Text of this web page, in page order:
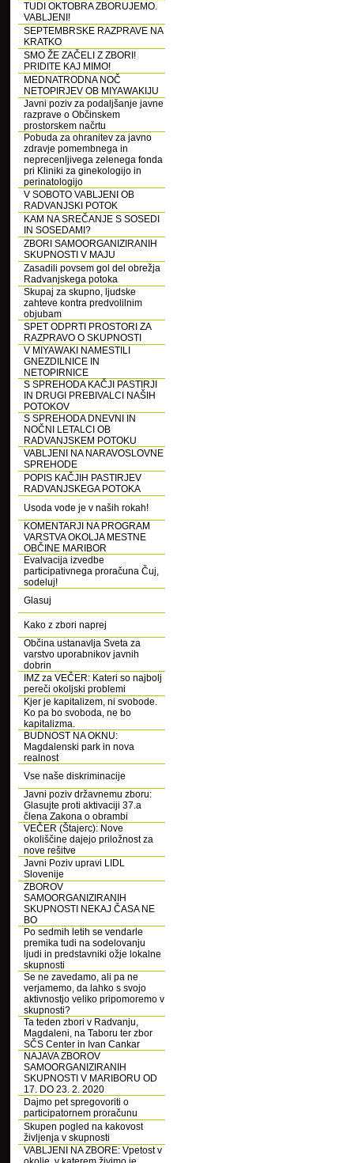
TUDI OKTOBRA ZBORUJEMO.
VABLJENI!
SEPTEMBRSKE RAZPRAVE NA
KRATKO
SMO ŽE ZAČELI Z ZBORI!
PRIDITE KAJ MIMO!
MEDNATRODNA NOČ
NETOPIRJEV OB MIYAWAKIJU
Javni poziv za podaljšanje javne
razprave o Občinskem
prostorskem načrtu
Pobuda za ohranitev za javno
zdravje pomembnega in
neprecenljivega zelenega fonda
pri Kliniki za ginekologijo in
perinatologijo
V SOBOTO VABLJENI OB
RADVANJSKI POTOK
KAM NA SREČANJE S SOSEDI
IN SOSEDAMI?
ZBORI SAMOORGANIZIRANIH
SKUPNOSTI V MAJU
Zasadili povsem gol del obrežja
Radvanjskega potoka
Skupaj za skupno, ljudske
zahteve kontra predvolilnim
objubam
SPET ODPRTI PROSTORI ZA
RAZPRAVO O SKUPNOSTI
V MIYAWAKI NAMESTILI
GNEZDILNICE IN
NETOPIRNICE
S SPREHODA KAČJI PASTIRJI
IN DRUGI PREBIVALCI NAŠIH
POTOKOV
S SPREHODA DNEVNI IN
NOČNI LETALCI OB
RADVANJSKEM POTOKU
VABLJENI NA NARAVOSLOVNE
SPREHODE
POPIS KAČJIH PASTIRJEV
RADVANJSKEGA POTOKA
Usoda vode je v naših rokah!
KOMENTARJI NA PROGRAM
VARSTVA OKOLJA MESTNE
OBČINE MARIBOR
Evalvacija izvedbe
participativnega proračuna Čuj,
sodeluj!
Glasuj
Kako z zbori naprej
Občina ustanavlja Sveta za
varstvo uporabnikov javnih
dobrin
IMZ za VEČER: Kateri so najbolj
pereči okoljski problemi
Kjer je kapitalizem, ni svobode.
Ko pa bo svoboda, ne bo
kapitalizma.
BUDNOST NA OKNU:
Magdalenski park in nova
realnost
Vse naše diskriminacije
Javni poziv državnemu zboru:
Glasujte proti aktivaciji 37.a
člena Zakona o obrambi
VEČER (Štajerc): Nove
okoliščine dajejo priložnost za
nove rešitve
Javni Poziv upravi LIDL
Slovenije
ZBOROV
SAMOORGANIZIRANIH
SKUPNOSTI NEKAJ ČASA NE
BO
Po sedmih letih se vendarle
premika tudi na sodelovanju
ljudi in predstavniki ožje lokalne
skupnosti
Se ne zavedamo, ali pa ne
verjamemo, da lahko s svojo
aktivnostjo veliko pripomoremo v
skupnosti?
Ta teden zbori v Radvanju,
Magdaleni, na Taboru ter zbor
SČS Center in Ivan Cankar
NAJAVA ZBOROV
SAMOORGANIZIRANIH
SKUPNOSTI V MARIBORU OD
17. DO 23. 2. 2020
Dajmo pet spregovoriti o
participatornem proračunu
Skupen pogled na kakovost
življenja v skupnosti
VABLJENI NA ZBORE: Vpetost v